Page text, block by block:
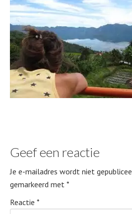
Geef een reactie
Je e-mailadres wordt niet
gemarkeerd met *
Reactie *